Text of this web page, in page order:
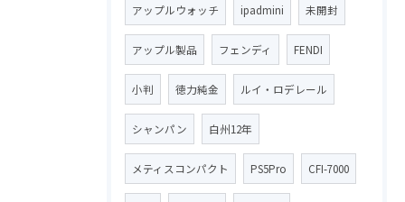
アップルウォッチ ipadmini 未開封
アップル製品 フェンディ FENDI
小判 徳力純金 ルイ・ロデレール
シャンパン 白州12年
メティスコンパクト PS5Pro CFI-7000